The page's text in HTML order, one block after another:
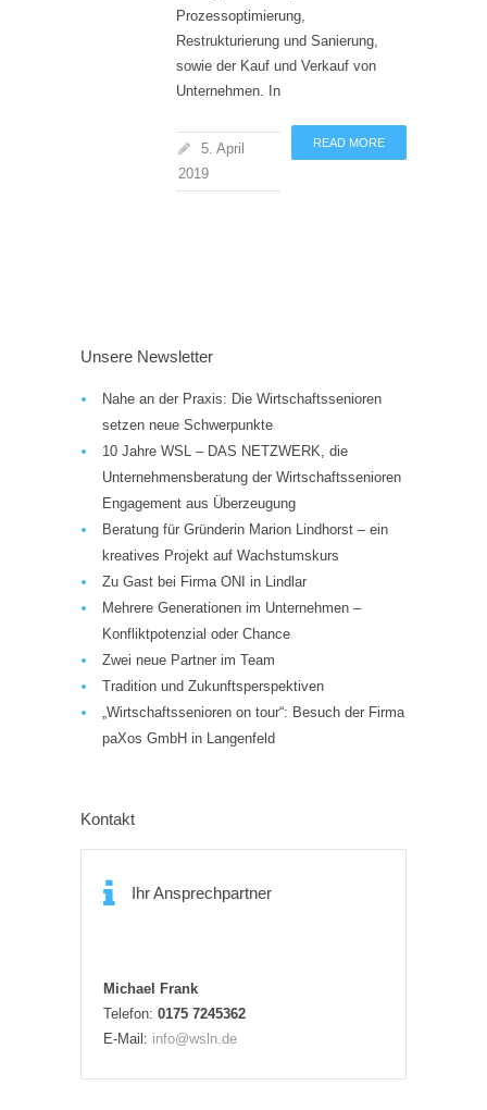
Prozessoptimierung,
Restrukturierung und Sanierung,
sowie der Kauf und Verkauf von
Unternehmen. In
READ MORE
5. April
2019
Unsere Newsletter
Nahe an der Praxis: Die Wirtschaftssenioren
setzen neue Schwerpunkte
10 Jahre WSL – DAS NETZWERK, die
Unternehmensberatung der Wirtschaftssenioren
Engagement aus Überzeugung
Beratung für Gründerin Marion Lindhorst – ein
kreatives Projekt auf Wachstumskurs
Zu Gast bei Firma ONI in Lindlar
Mehrere Generationen im Unternehmen –
Konfliktpotenzial oder Chance
Zwei neue Partner im Team
Tradition und Zukunftsperspektiven
„Wirtschaftssenioren on tour“: Besuch der Firma
paXos GmbH in Langenfeld
Kontakt
Ihr Ansprechpartner
Michael Frank
Telefon: 0175 7245362
E-Mail: info@wsln.de